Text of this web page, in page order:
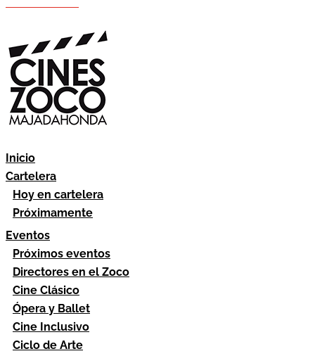
Inicio
Cartelera
Hoy en cartelera
Próximamente
Eventos
Próximos eventos
Directores en el Zoco
Cine Clásico
Ópera y Ballet
Cine Inclusivo
Ciclo de Arte